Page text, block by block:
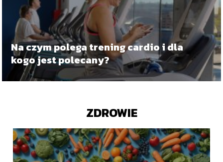
Na czym polega trening cardio i dla
kogo jest polecany?
ZDROWIE